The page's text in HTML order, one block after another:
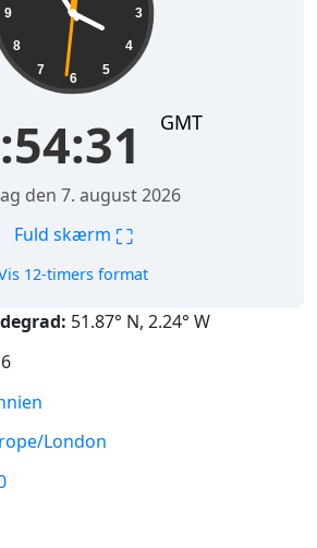
3
4
5
6
7
8
9
GMT
den 7. august 2026
Fuld skærm ⛶
12-timers format
51.87° N, 2.24° W
London